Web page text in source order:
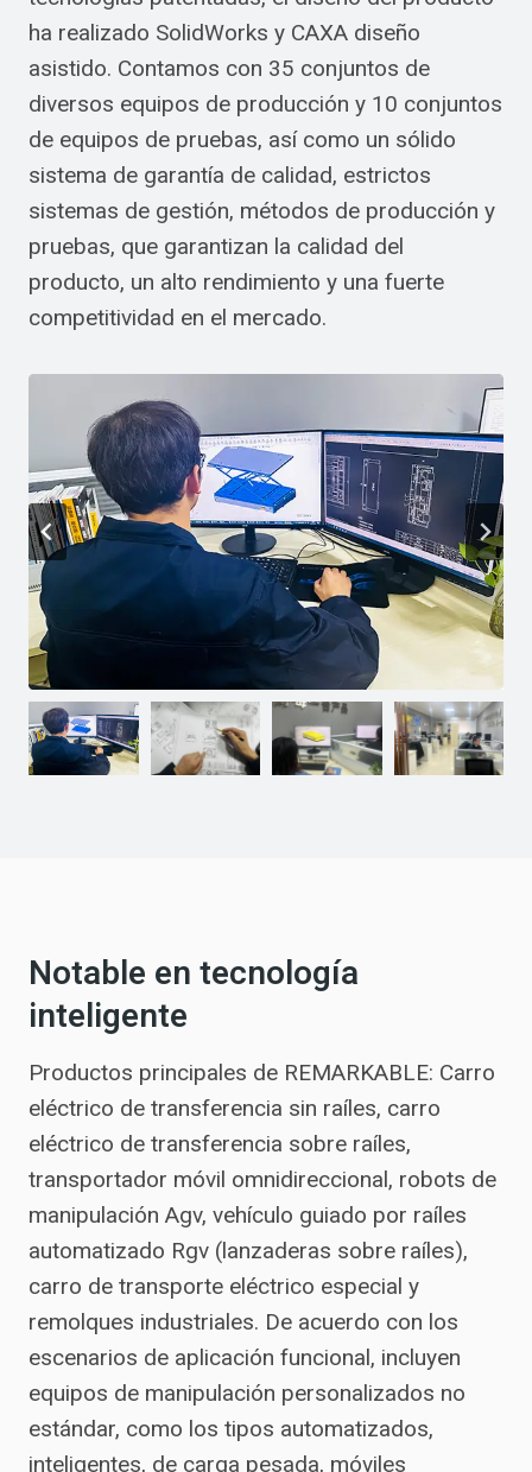
ha realizado SolidWorks y CAXA diseño
asistido. Contamos con 35 conjuntos de
diversos equipos de producción y 10 conjuntos
de equipos de pruebas, así como un sólido
sistema de garantía de calidad, estrictos
sistemas de gestión, métodos de producción y
pruebas, que garantizan la calidad del
producto, un alto rendimiento y una fuerte
competitividad en el mercado.
Notable en tecnología
inteligente
Productos principales de REMARKABLE: Carro
eléctrico de transferencia sin raíles, carro
eléctrico de transferencia sobre raíles,
transportador móvil omnidireccional, robots de
manipulación Agv, vehículo guiado por raíles
automatizado Rgv (lanzaderas sobre raíles),
carro de transporte eléctrico especial y
remolques industriales. De acuerdo con los
escenarios de aplicación funcional, incluyen
equipos de manipulación personalizados no
estándar, como los tipos automatizados,
inteligentes, de carga pesada, móviles